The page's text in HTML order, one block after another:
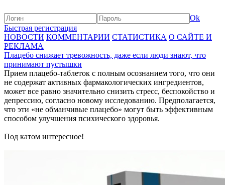
Ok
Быстрая регистрация
НОВОСТИ КОММЕНТАРИИ СТАТИСТИКА О САЙТЕ И
РЕКЛАМА
Плацебо снижает тревожность, даже если люди знают, что
принимают пустышки
Прием плацебо-таблеток с полным осознанием того, что они
не содержат активных фармакологических ингредиентов,
может все равно значительно снизить стресс, беспокойство и
депрессию, согласно новому исследованию. Предполагается,
что эти «не обманчивые плацебо» могут быть эффективным
способом улучшения психического здоровья.
Под катом интересное!